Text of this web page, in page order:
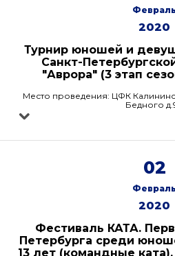
2020
Турнир юношей и
Санкт-
"Аврора" (3 этап
Место проведения: ЦФК
Бедного
02
2020
Фестиваль КАТА.
Петербурга среди
13 лет (командные